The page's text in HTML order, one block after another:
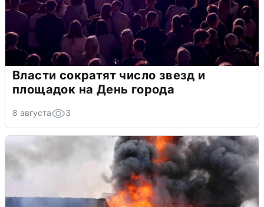
Власти сократят число звезд и
площадок на День города
8 августа 3